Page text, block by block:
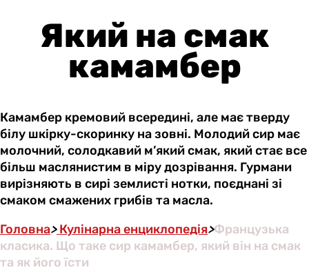
Який на смак
камамбер
Камамбер кремовий всередині, але має тверду
білу шкірку-скоринку на зовні. Молодий сир має
молочний, солодкавий м’який смак, який стає все
більш маслянистим в міру дозрівання. Гурмани
вирізняють в сирі землисті нотки, поєднані зі
смаком смажених грибів та масла.
Головна>Кулінарна енциклопедія>Французька
класика. Що таке сир камамбер, який він на смак
та як його їсти